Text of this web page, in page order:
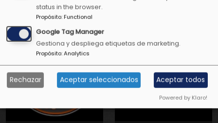
status in the browser.
Propósito:Functional
Google Tag Manager
Gestiona y despliega etiquetas de marketing.
Propósito:Analytics
Rechazar Aceptar seleccionados Aceptar todos
Powered by Klaro!